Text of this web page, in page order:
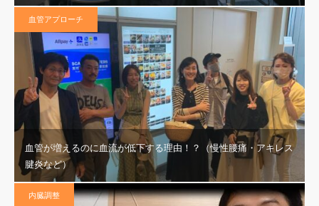
血管アプローチ
血管が増えるのに血流が低下する理由！？（慢性腰痛・アキレス
腱炎など）
内臓調整